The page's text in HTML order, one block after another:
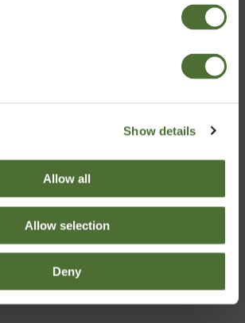
Show details
Allow all
Allow selection
Deny
5 l Super 10 kanistri pump